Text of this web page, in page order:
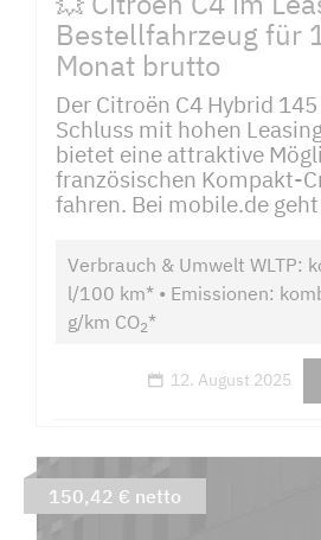
Bestellfahrzeug für
Monat brutto
Der Citroën C4 Hybrid
Schluss mit hohen
bietet eine attraktive
französischen Kompakt-
fahren. Bei mobile.de geht
Verbrauch & Umwelt WLTP:
l/100 km* • Emissionen:
g/km CO2*
12. August 2025
150,42 € netto